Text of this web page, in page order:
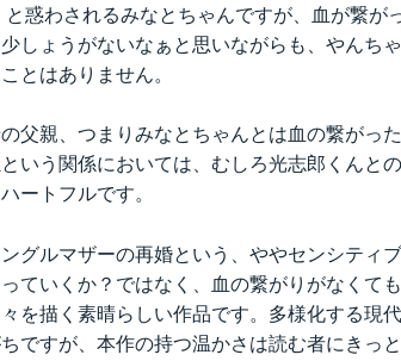
惑わされるみなとちゃんですが、血が繋が
しょうがないなぁと思いながらも、やんち
とはありません。
父親、つまりみなとちゃんとは血の繋がっ
いう関係においては、むしろ光志郎くんと
ートフルです。
グルマザーの再婚という、ややセンシティ
ていくか？ではなく、血の繋がりがなくて
を描く素晴らしい作品です。多様化する現
ですが、本作の持つ温かさは読む者にきっ